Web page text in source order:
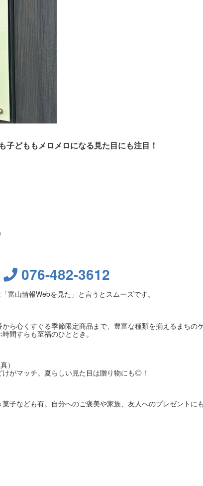
どももメロメロになる見た目にも注目！
076-482-3612
富山情報Webを見た」と言うとスムーズです。
ら心くすぐる季節限定商品まで、豊富な種類を揃えるまちの
間すらも至福のひととき。
）
がマッチ。夏らしい見た目は贈り物にも◎！
子なども有。自分へのご褒美や家族、友人へのプレゼントに